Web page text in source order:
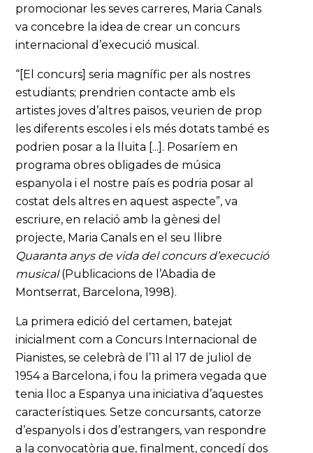
promocionar les seves carreres, Maria Canals
va concebre la idea de crear un concurs
internacional d’execució musical.
“[El concurs] seria magnífic per als nostres
estudiants; prendrien contacte amb els
artistes joves d’altres països, veurien de prop
les diferents escoles i els més dotats també es
podrien posar a la lluita [...]. Posaríem en
programa obres obligades de música
espanyola i el nostre país es podria posar al
costat dels altres en aquest aspecte”, va
escriure, en relació amb la gènesi del
projecte, Maria Canals en el seu llibre
Quaranta anys de vida del concurs d’execució
musical(Publicacions de l’Abadia de
Montserrat, Barcelona, 1998).
La primera edició del certamen, batejat
inicialment com a Concurs Internacional de
Pianistes, se celebrà de l’11 al 17 de juliol de
1954 a Barcelona, i fou la primera vegada que
tenia lloc a Espanya una iniciativa d’aquestes
característiques. Setze concursants, catorze
d’espanyols i dos d’estrangers, van respondre
a la convocatòria que, finalment, concedí dos